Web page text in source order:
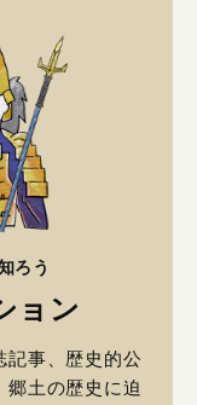
ろう
ョン
記事、歴史的公
郷土の歴史に迫